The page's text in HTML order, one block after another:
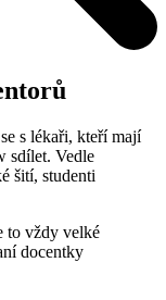
s lékaři, kteří mají
sdílet. Vedle
šití, studenti
to vždy velké
docentky